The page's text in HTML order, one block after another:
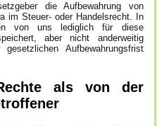
die Aufbewahrung von
im Steuer- oder Handelsrecht. In
von uns lediglich für diese
aber nicht anderweitig
Aufbewahrungsfrist
als von der